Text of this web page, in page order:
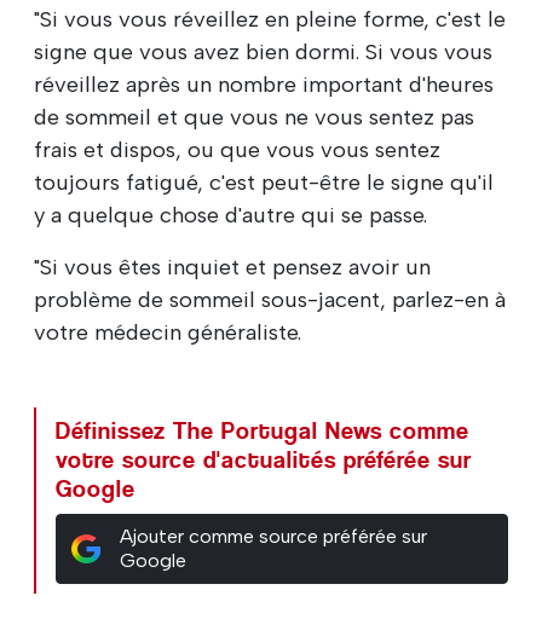
"Si vous vous réveillez en pleine forme, c'est le
signe que vous avez bien dormi. Si vous vous
réveillez après un nombre important d'heures
de sommeil et que vous ne vous sentez pas
frais et dispos, ou que vous vous sentez
toujours fatigué, c'est peut-être le signe qu'il
y a quelque chose d'autre qui se passe.
"Si vous êtes inquiet et pensez avoir un
problème de sommeil sous-jacent, parlez-en à
votre médecin généraliste.
Définissez The Portugal News comme
votre source d'actualités préférée sur
Google
Ajouter comme source préférée sur
Google